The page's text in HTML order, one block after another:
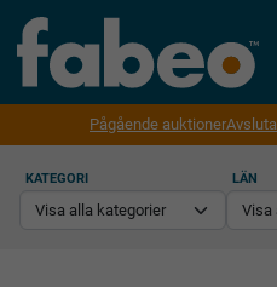
Pågående auktioner
KATEGORI LÄN